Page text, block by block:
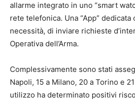
allarme integrato in uno “smart
rete telefonica. Una “App”
necessità, di inviare richieste
Operativa dell’Arma.
Complessivamente sono stati
Napoli, 15 a Milano, 20 a Torino e
utilizzo ha determinato positivi